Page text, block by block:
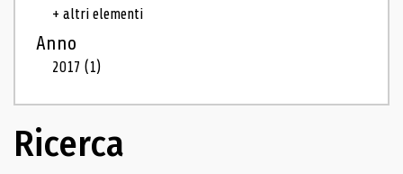
+ altri elementi
Anno
2017(1)
Ricerca